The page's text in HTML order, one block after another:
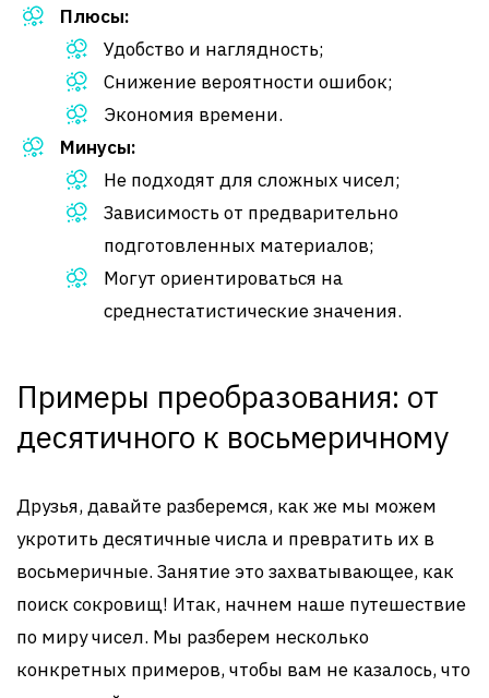
Плюсы:
Удобство и наглядность;
Снижение вероятности ошибок;
Экономия времени.
Минусы:
Не подходят для сложных чисел;
Зависимость от предварительно
подготовленных материалов;
Могут ориентироваться на
среднестатистические значения.
Примеры преобразования: от
десятичного к восьмеричному
Друзья, давайте разберемся, как же мы можем
укротить десятичные числа и превратить их в
восьмеричные. Занятие это захватывающее, как
поиск сокровищ! Итак, начнем наше путешествие
по миру чисел. Мы разберем несколько
конкретных примеров, чтобы вам не казалось, что